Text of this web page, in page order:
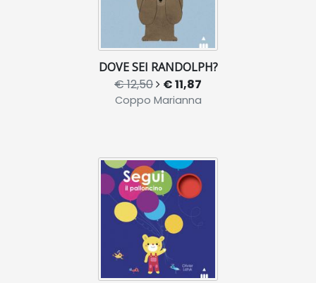
DOVE SEI RANDOLPH?
€ 12,50 € 11,87
Coppo Marianna